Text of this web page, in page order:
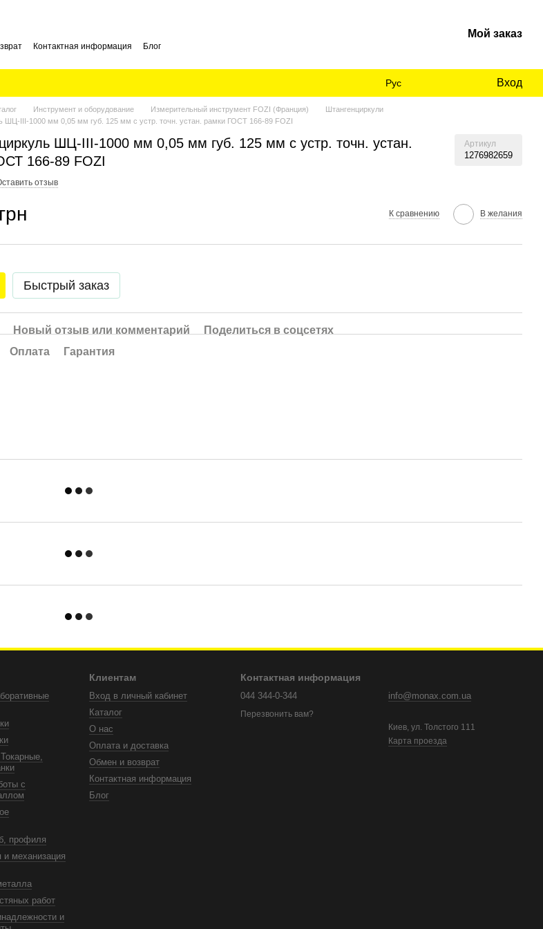
Контактная информация Блог
Мой заказ
Рус Вход
Инструмент и оборудование Измерительный инструмент FOZI (Франция)
Штангенциркули
ШЦ-III-1000 мм 0,05 мм губ. 125 мм с устр. точн. устан. рамки ГОСТ 166-89 FOZI
ШЦ-III-1000 мм 0,05 мм губ. 125 мм с устр. точн. устан.
166-89 FOZI
Артикул
1276982659
отзыв
К сравнению В желания
Быстрый заказ
Новый отзыв или комментарий
Поделиться в соцсетях
Оплата Гарантия
с
профиля
и механизация
работ
и
Клиентам
Вход в личный кабинет
Каталог
О нас
Оплата и доставка
Обмен и возврат
Контактная информация
Блог
Контактная информация
044 344-0-344
Перезвонить вам?
info@monax.com.ua
Киев, ул. Толстого 111
Карта проезда